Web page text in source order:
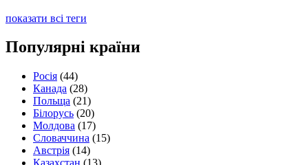
показати всі теги
Популярні країни
Росія (44)
Канада (28)
Польща (21)
Білорусь (20)
Молдова (17)
Словаччина (15)
Австрія (14)